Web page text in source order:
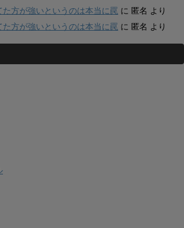
た方が強いというのは本当に罠 に 匿名 より
た方が強いというのは本当に罠 に 匿名 より